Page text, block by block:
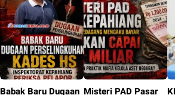
Babak Baru Dugaan Misteri PAD Pasar